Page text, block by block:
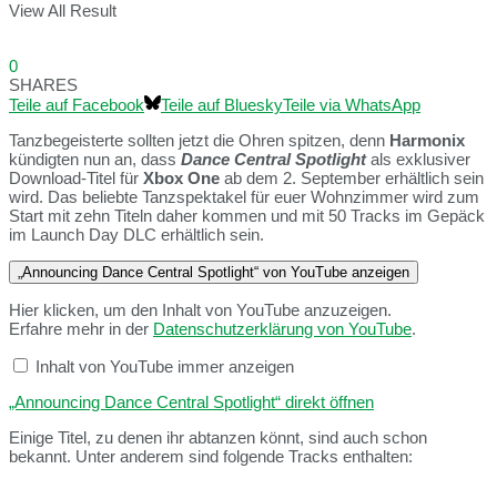
View All Result
0
SHARES
Teile auf Facebook
Teile auf BlueskyTeile via WhatsApp
Tanzbegeisterte sollten jetzt die Ohren spitzen, denn Harmonix
kündigten nun an, dass Dance Central Spotlight als exklusiver
Download-Titel für Xbox One ab dem 2. September erhältlich sein
wird. Das beliebte Tanzspektakel für euer Wohnzimmer wird zum
Start mit zehn Titeln daher kommen und mit 50 Tracks im Gepäck
im Launch Day DLC erhältlich sein.
„Announcing Dance Central Spotlight“ von YouTube anzeigen
Hier klicken, um den Inhalt von YouTube anzuzeigen.
Erfahre mehr in der Datenschutzerklärung von YouTube.
Inhalt von YouTube immer anzeigen
„Announcing Dance Central Spotlight“ direkt öffnen
Einige Titel, zu denen ihr abtanzen könnt, sind auch schon
bekannt. Unter anderem sind folgende Tracks enthalten: